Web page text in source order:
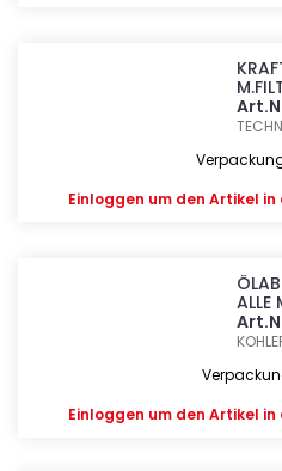
Einloggen um den Artikel
ALLE
Einloggen um den Artikel